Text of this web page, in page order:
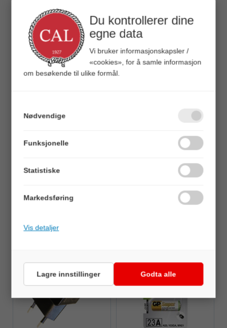
Dim: 210x35x35mm
Vekt: 300gr
TILBEHØR
Veil. 199,00
Du kontrollerer dine
egne data
Vi bruker informasjonskapsler /
«cookies», for å samle informasjon
om besøkende til ulike formål.
Nødvendige
Funksjonelle
Statistiske
Markedsføring
Vis detaljer
Lagre innstillinger Godta alle